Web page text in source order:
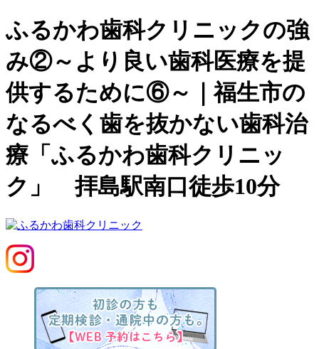
ふるかわ歯科クリニックの強
み②～より良い歯科医療を提
供するために⑥～｜福生市の
なるべく歯を抜かない歯科治
療「ふるかわ歯科クリニッ
ク」 拝島駅南口徒歩10分